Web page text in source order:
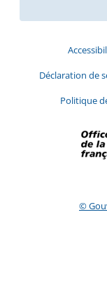
Déclaration de
Politique
©